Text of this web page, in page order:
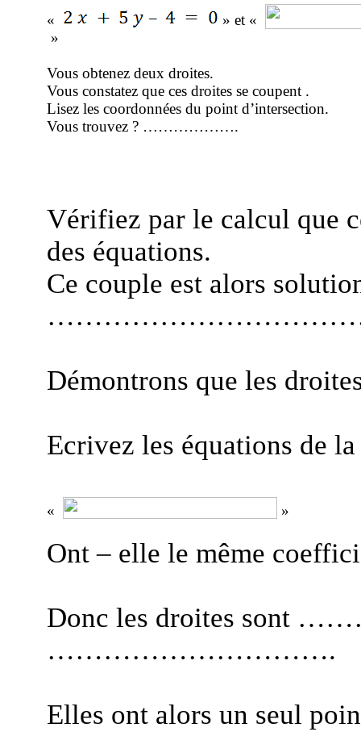
«
» et «
»
Vous obtenez deux droites.
Vous constatez que ces droites secoupent .
Lisez les coordonnées du point d’intersection.
Vous trouvez ? ……………….
Vérifiez par le calcul que
des équations.
Ce couple est alors
Démontrons que les
Ecrivez les équations de
« »
Ont – elle le même
Donc les droites sont
………………………….
Elles ont alors un seul